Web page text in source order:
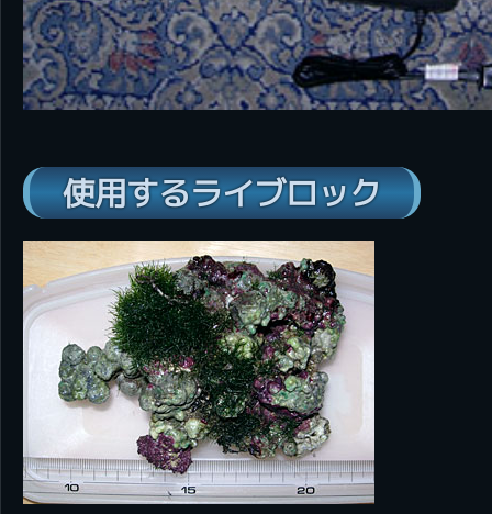
使用するライブロック